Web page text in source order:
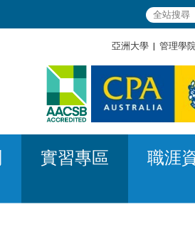
亞洲大學 | 管理學
實習專區 職涯